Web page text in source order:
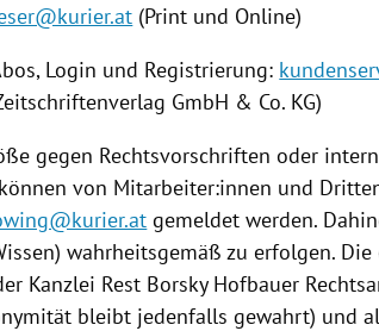
(Print und Online)
Login und Registrierung:
GmbH & Co. KG)
gegen Rechtsvorschriften oder
von Mitarbeiter:innen und
gemeldet werden.
wahrheitsgemäß zu erfolgen.
Kanzlei Rest Borsky Hofbauer
bleibt jedenfalls gewahrt) und